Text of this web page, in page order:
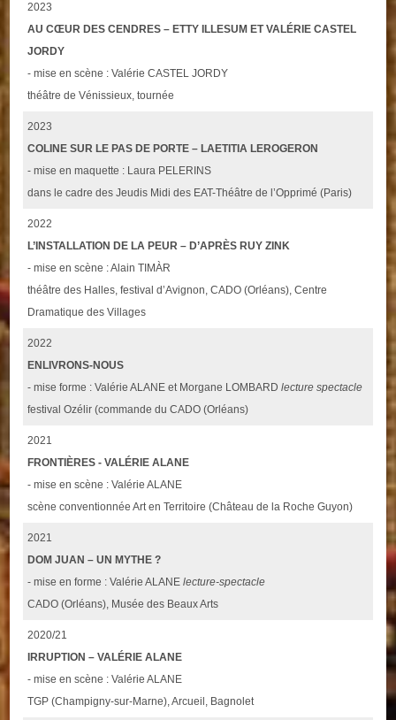
2023
AU CŒUR DES CENDRES – ETTY ILLESUM ET VALÉRIE CASTEL
JORDY
- mise en scène : Valérie CASTEL JORDY
théâtre de Vénissieux, tournée
2023
COLINE SUR LE PAS DE PORTE – LAETITIA LEROGERON
- mise en maquette : Laura PELERINS
dans le cadre des Jeudis Midi des EAT-Théâtre de l’Opprimé (Paris)
2022
L’INSTALLATION DE LA PEUR – D’APRÈS RUY ZINK
- mise en scène : Alain TIMÀR
théâtre des Halles, festival d’Avignon, CADO (Orléans), Centre
Dramatique des Villages
2022
ENLIVRONS-NOUS
- mise forme : Valérie ALANE et Morgane LOMBARDlecture spectacle
festival Ozélir (commande du CADO (Orléans)
2021
FRONTIÈRES - VALÉRIE ALANE
- mise en scène : Valérie ALANE
scène conventionnée Art en Territoire (Château de la Roche Guyon)
2021
DOM JUAN – UN MYTHE ?
- mise en forme : Valérie ALANElecture-spectacle
CADO (Orléans), Musée des Beaux Arts
2020/21
IRRUPTION – VALÉRIE ALANE
- mise en scène : Valérie ALANE
TGP (Champigny-sur-Marne), Arcueil, Bagnolet